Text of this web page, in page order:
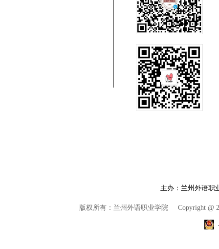
主办：兰州外语
版权所有：兰州外语职业学院 Copyright @